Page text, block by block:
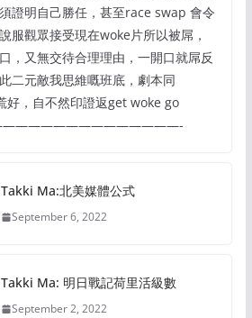
證明自己勝任，甚至race swap 會令
服觀眾接受現在woke片所以被屌，
，又無交待合理理由，一開口就屌反
二元敵我思維嘅班底，劇本同
好，自不然印證返get woke go
————————————————-
Takki Ma:北美媒體公式
September 6, 2022
Takki Ma: 明日戰記荷里活級數
September 2, 2022